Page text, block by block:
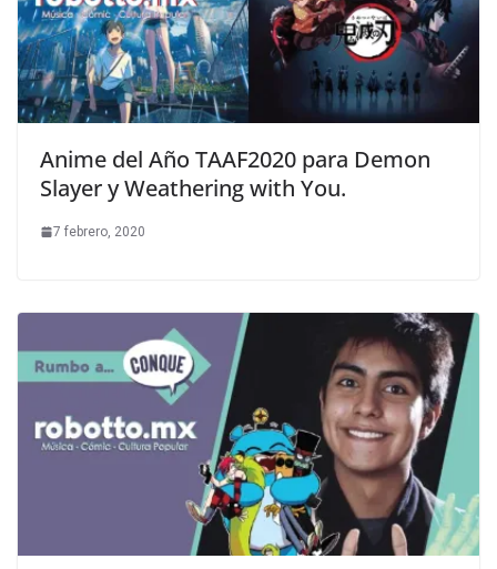
Anime del Año TAAF2020 para Demon
Slayer y Weathering with You.
7 febrero, 2020